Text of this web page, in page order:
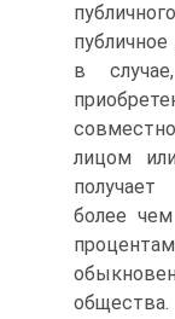
в
лицом
более